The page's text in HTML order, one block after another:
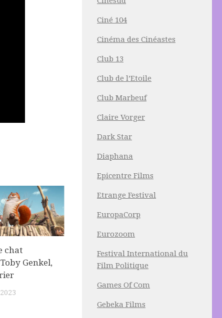
chat
Genkel,
Ciné 104
Cinéma des Cinéastes
Club 13
Club de l’Etoile
Club Marbeuf
Claire Vorger
Dark Star
Diaphana
Epicentre Films
Etrange Festival
EuropaCorp
Eurozoom
Festival International du
Film Politique
Games Of Com
Gebeka Films